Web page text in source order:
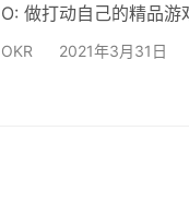
O: 做打动自己的精品
OKR 2021年3月31日